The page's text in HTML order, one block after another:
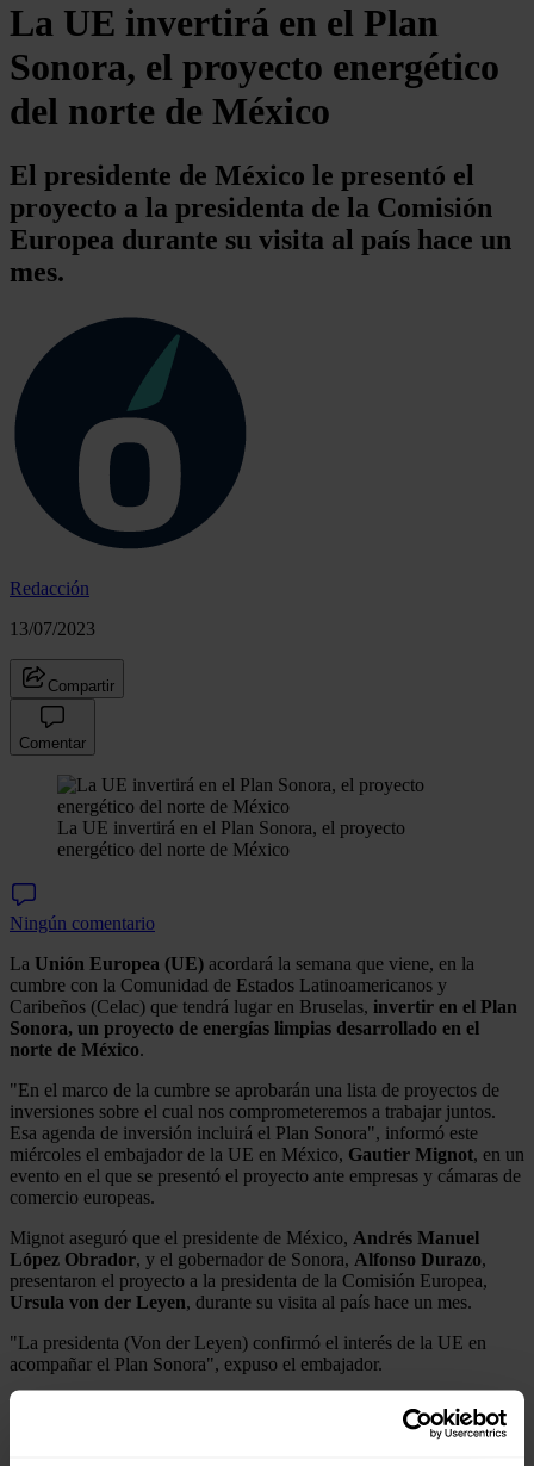
La UE invertirá en el Plan
Sonora, el proyecto energético
del norte de México
El presidente de México le presentó el
proyecto a la presidenta de la Comisión
Europea durante su visita al país hace un
mes.
Redacción
13/07/2023
Compartir
Comentar
La UE invertirá en el Plan Sonora, el proyecto
energético del norte de México
Ningún comentario
La Unión Europea (UE) acordará la semana que viene, en la
cumbre con la Comunidad de Estados Latinoamericanos y
Caribeños (Celac) que tendrá lugar en Bruselas, invertir en el Plan
Sonora, un proyecto de energías limpias desarrollado en el
norte de México.
"En el marco de la cumbre se aprobarán una lista de proyectos de
inversiones sobre el cual nos comprometeremos a trabajar juntos.
Esa agenda de inversión incluirá el Plan Sonora", informó este
miércoles el embajador de la UE en México, Gautier Mignot, en un
evento en el que se presentó el proyecto ante empresas y cámaras de
comercio europeas.
Mignot aseguró que el presidente de México, Andrés Manuel
López Obrador, y el gobernador de Sonora, Alfonso Durazo,
presentaron el proyecto a la presidenta de la Comisión Europea,
Ursula von der Leyen, durante su visita al país hace un mes.
"La presidenta (Von der Leyen) confirmó el interés de la UE en
acompañar el Plan Sonora", expuso el embajador.
La apuesta de México por el Plan Sonora